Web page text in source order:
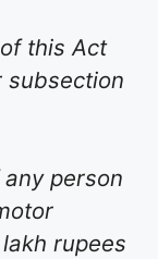
this Act
subsection
person
rupees